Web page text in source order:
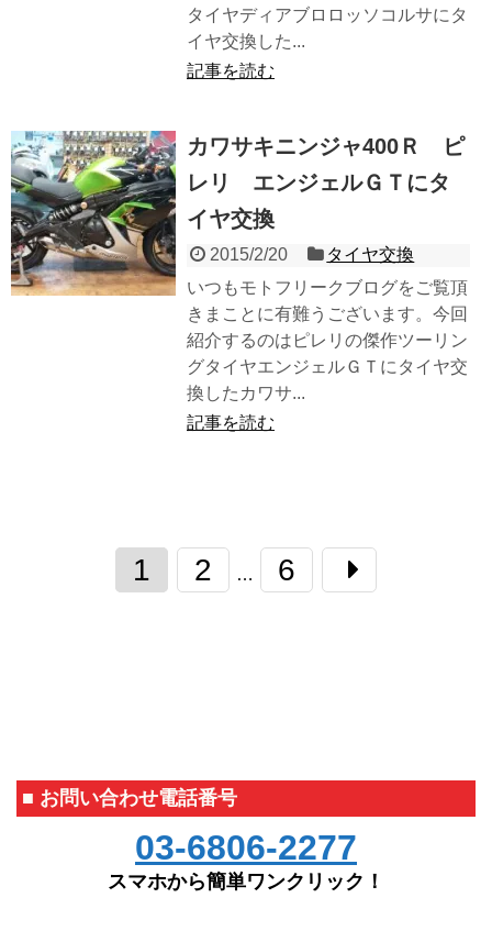
タイヤディアブロロッソコルサにタ
イヤ交換した...
記事を読む
カワサキニンジャ400Ｒ ピ
レリ エンジェルＧＴにタ
イヤ交換
2015/2/20
タイヤ交換
いつもモトフリークブログをご覧頂
きまことに有難うございます。今回
紹介するのはピレリの傑作ツーリン
グタイヤエンジェルＧＴにタイヤ交
換したカワサ...
記事を読む
1 2 … 6
■ お問い合わせ電話番号
03-6806-2277
スマホから簡単ワンクリック！